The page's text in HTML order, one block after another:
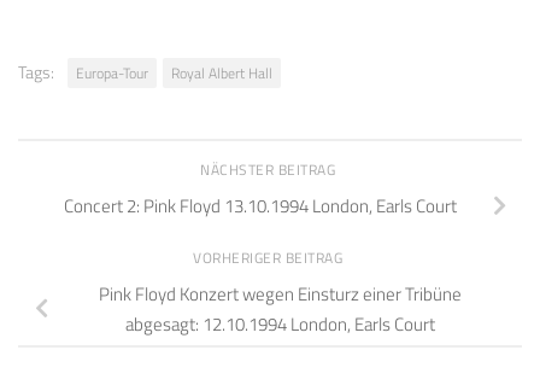
Tags: Europa-Tour Royal Albert Hall
NÄCHSTER BEITRAG
Concert 2: Pink Floyd 13.10.1994 London, Earls Court
VORHERIGER BEITRAG
Pink Floyd Konzert wegen Einsturz einer Tribüne
abgesagt: 12.10.1994 London, Earls Court